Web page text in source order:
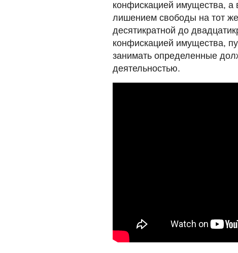
конфискацией имущества, а
лишением свободы на тот
десятикратной до
конфискацией имущества,
занимать определенные
деятельностью.